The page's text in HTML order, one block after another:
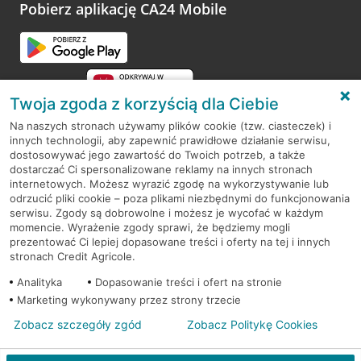
opinie.
Pobierz aplikację CA24 Mobile
RODO
Regulamin serwisu
Mapa serwisu
PolitykaCookies
© 2026 Credit Agricole Bank Polska S.A. Wszelkie prawa zastrzeżone
Twoja zgoda z korzyścią dla Ciebie
Na naszych stronach używamy plików cookie (tzw. ciasteczek) i
innych technologii, aby zapewnić prawidłowe działanie serwisu,
dostosowywać jego zawartość do Twoich potrzeb, a także
dostarczać Ci spersonalizowane reklamy na innych stronach
internetowych. Możesz wyrazić zgodę na wykorzystywanie lub
odrzucić pliki cookie – poza plikami niezbędnymi do funkcjonowania
serwisu. Zgody są dobrowolne i możesz je wycofać w każdym
momencie. Wyrażenie zgody sprawi, że będziemy mogli
prezentować Ci lepiej dopasowane treści i oferty na tej i innych
stronach Credit Agricole.
Analityka
Dopasowanie treści i ofert na stronie
Marketing wykonywany przez strony trzecie
Zobacz szczegóły zgód Zobacz Politykę Cookies